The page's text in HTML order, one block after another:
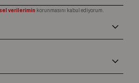
verilerimin korunmasını kabul ediyorum.